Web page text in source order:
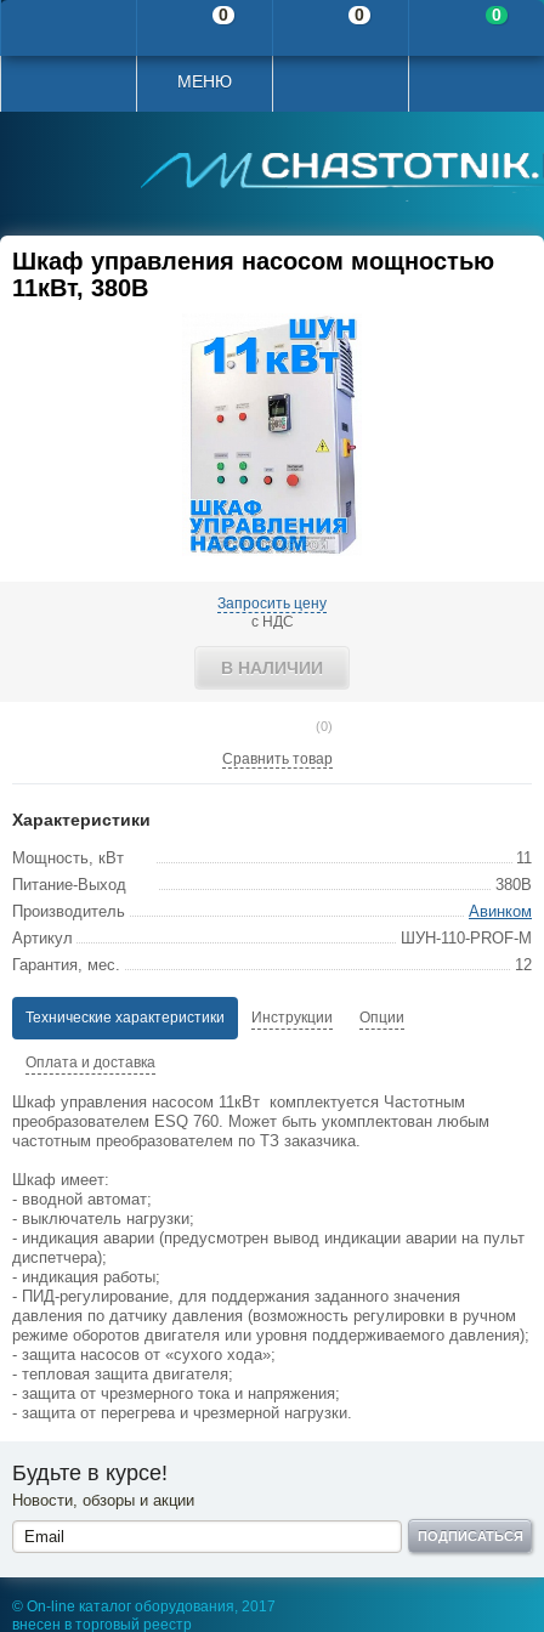
МЕНЮ
Шкаф управления насосом мощностью
11кВт, 380В
Запросить цену
с НДС
В НАЛИЧИИ
(0)
Сравнить товар
Характеристики
Мощность, кВт
11
Питание-Выход
380В
Производитель
Авинком
Артикул
ШУН-110-PROF-M
Гарантия, мес.
12
Технические характеристики Инструкции Опции
Оплата и доставка
Шкаф управления насосом 11кВт комплектуется Частотным
преобразователем ESQ 760. Может быть укомплектован любым
частотным преобразователем по ТЗ заказчика.
Шкаф имеет:
- вводной автомат;
- выключатель нагрузки;
- индикация аварии (предусмотрен вывод индикации аварии на пульт
диспетчера);
- индикация работы;
- ПИД-регулирование, для поддержания заданного значения
давления по датчику давления (возможность регулировки в ручном
режиме оборотов двигателя или уровня поддерживаемого давления);
- защита насосов от «сухого хода»;
- тепловая защита двигателя;
- защита от чрезмерного тока и напряжения;
- защита от перегрева и чрезмерной нагрузки.
Будьте в курсе!
Новости, обзоры и акции
ПОДПИСАТЬСЯ
© On-line каталог оборудования, 2017
внесен в торговый реестр
0 0 0